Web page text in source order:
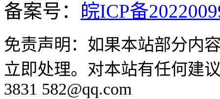
备案号： 皖ICP备
免责声明：如果本站部分内
立即处理。对本站有任何建
3831 582@qq.com